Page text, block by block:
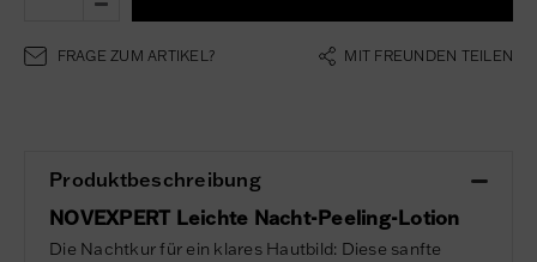
FRAGE ZUM ARTIKEL? MIT FREUNDEN TEILEN
Produktbeschreibung
NOVEXPERT Leichte Nacht-Peeling-Lotion
Die Nachtkur für ein klares Hautbild: Diese sanfte